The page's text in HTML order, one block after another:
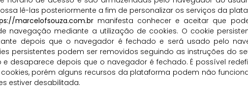
lê-las posteriormente a fim de personalizar os serviços da
marcelofsouza.com.brmanifesta conhecer e aceitar que
navegação mediante a utilização de cookies. O cookie
depois que o navegador é fechado e será usado pelo
persistentes podem ser removidos seguindo as instruções do
desaparece depois que o navegador é fechado. É possível
porém alguns recursos da plataforma podem não
estiver desabilitada.